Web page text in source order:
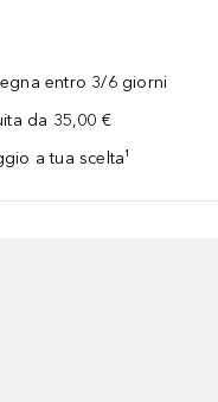
entro 3/6 giorni
da 35,00 €
a tua scelta¹